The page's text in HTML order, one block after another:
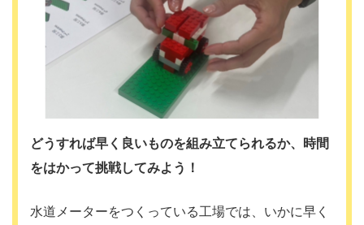
どうすれば早く良いものを組み立てられるか、時間
をはかって挑戦してみよう！
水道メーターをつくっている工場では、いかに早く